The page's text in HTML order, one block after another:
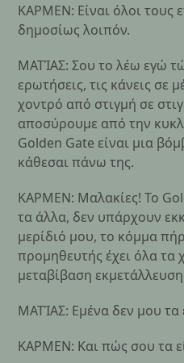
ΚΑΡΜΕΝ: Είναι όλοι τους
δημοσίως λοιπόν.
ΜΑΤΊΑΣ: Σου το λέω εγώ
ερωτήσεις, τις κάνεις σε
χοντρό από στιγμή σε
αποσύρουμε από την
Golden Gate είναι μια
κάθεσαι πάνω της.
ΚΑΡΜΕΝ: Μαλακίες! Το
τα άλλα, δεν υπάρχουν
μερίδιό μου, το κόμμα
προμηθευτής έχει όλα τα
μεταβίβαση
ΜΑΤΊΑΣ: Εμένα δεν μου τα
ΚΑΡΜΕΝ: Και πώς σου τα